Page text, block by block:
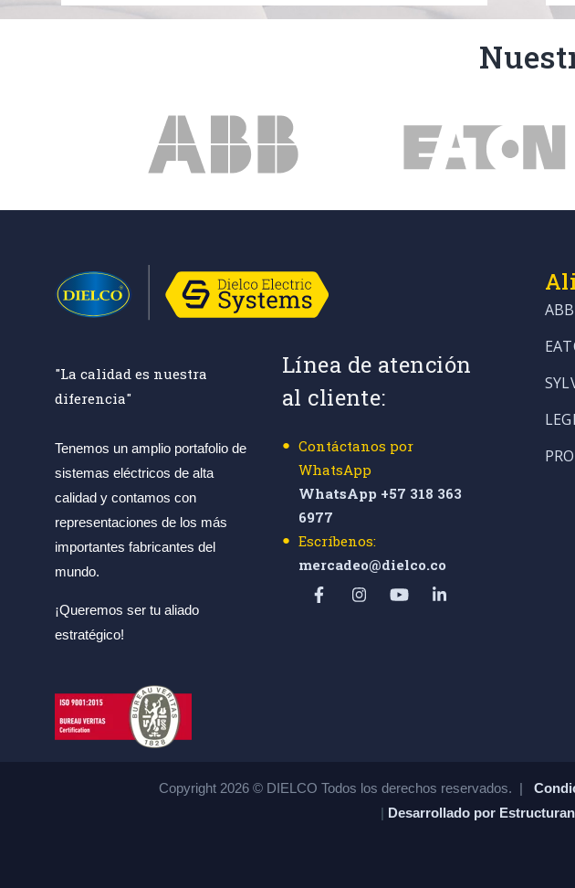
"La calidad es nuestra
diferencia"
Tenemos un amplio portafolio de
sistemas eléctricos de alta
calidad y contamos con
representaciones de los más
importantes fabricantes del
mundo.
¡Queremos ser tu aliado
estratégico!
Línea de atención
al cliente:
Contáctanos por
WhatsApp
WhatsApp +57 318 363
6977
Escríbenos:
mercadeo@dielco.co
ABB
Copyright 2026 © DIELCO Todos los derechos reservados. |
| Desarrollado por